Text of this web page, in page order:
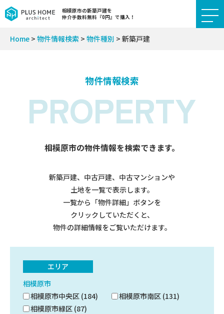
相模原市の新築戸建を
仲介手数料無料『0円』で購入！
Home > 物件情報検索 > 物件種別 > 新築戸建
物件情報検索
PROPERTY
相模原市の物件情報を検索できます。
新築戸建、中古戸建、中古マンションや
土地を一覧で表示します。
一覧から「物件詳細」ボタンを
クリックしていただくと、
物件の詳細情報をご覧いただけます。
エリア
相模原市
相模原市中央区 (184)
相模原市南区 (131)
相模原市緑区 (87)